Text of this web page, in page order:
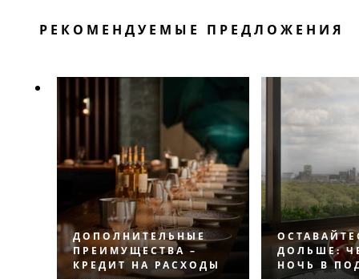
РЕКОМЕНДУЕМЫЕ ПРЕДЛОЖЕНИЯ
ДОПОЛНИТЕЛЬНЫЕ
ПРЕИМУЩЕСТВА –
КРЕДИТ НА РАСХОДЫ
ДОЛЬШЕ:
НОЧЬ В